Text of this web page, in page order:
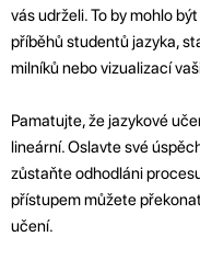
vás udrželi. To by mohlo
příběhů studentů jazyka,
milníků nebo vizualizací
Pamatujte, že jazykové
lineární. Oslavte své
zůstaňte odhodláni
přístupem můžete
učení.